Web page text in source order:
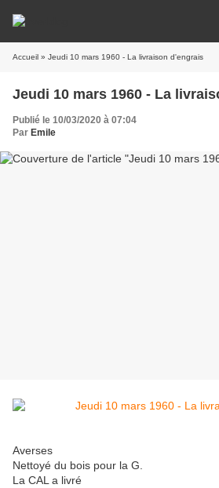
Accueil » Jeudi 10 mars 1960 - La livraison d'engrais
Jeudi 10 mars 1960 - La
Publié le 10/03/2020 à 07:04
Par Emile
Averses
Nettoyé du bois pour la G.
La CAL a livré